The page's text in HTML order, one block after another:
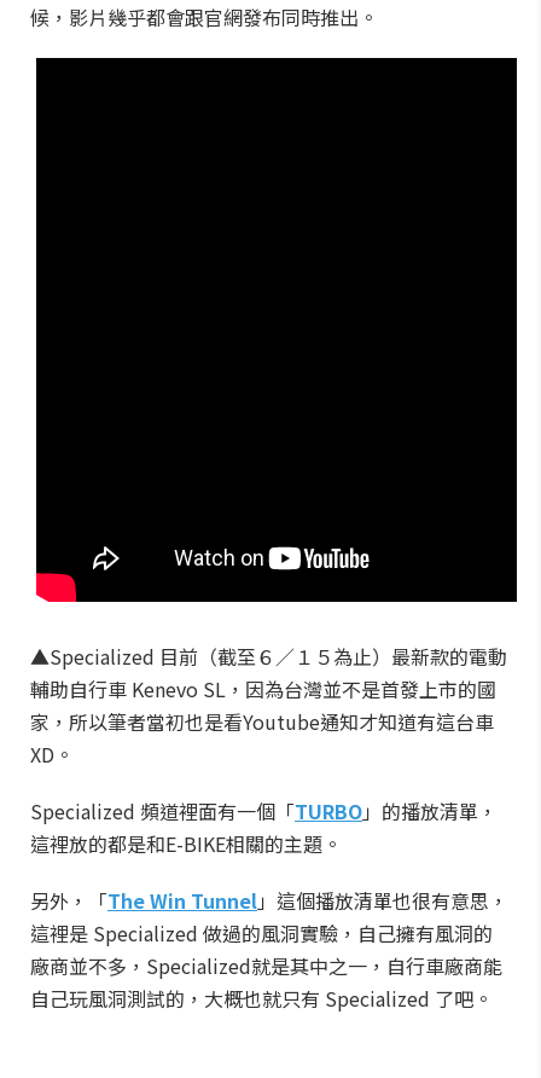
候，影片幾乎都會跟官網發布同時推出。
▲Specialized 目前（截至６／１５為止）最新款的電動
輔助自行車 Kenevo SL，因為台灣並不是首發上市的國
家，所以筆者當初也是看Youtube通知才知道有這台車
XD。
Specialized 頻道裡面有一個「TURBO」的播放清單，
這裡放的都是和E-BIKE相關的主題。
另外，「The Win Tunnel」這個播放清單也很有意思，
這裡是 Specialized 做過的風洞實驗，自己擁有風洞的
廠商並不多，Specialized就是其中之一，自行車廠商能
自己玩風洞測試的，大概也就只有 Specialized 了吧。